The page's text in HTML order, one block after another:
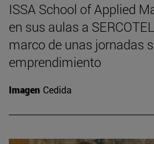
ISSA School of Applied
en sus aulas a
marco de unas jornadas
emprendimiento
Imagen Cedida